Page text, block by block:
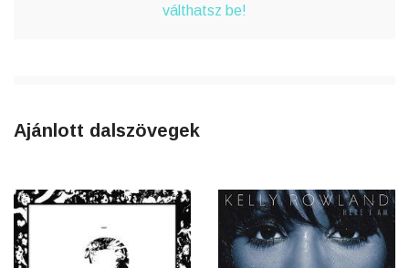
válthatsz be!
Ajánlott dalszövegek